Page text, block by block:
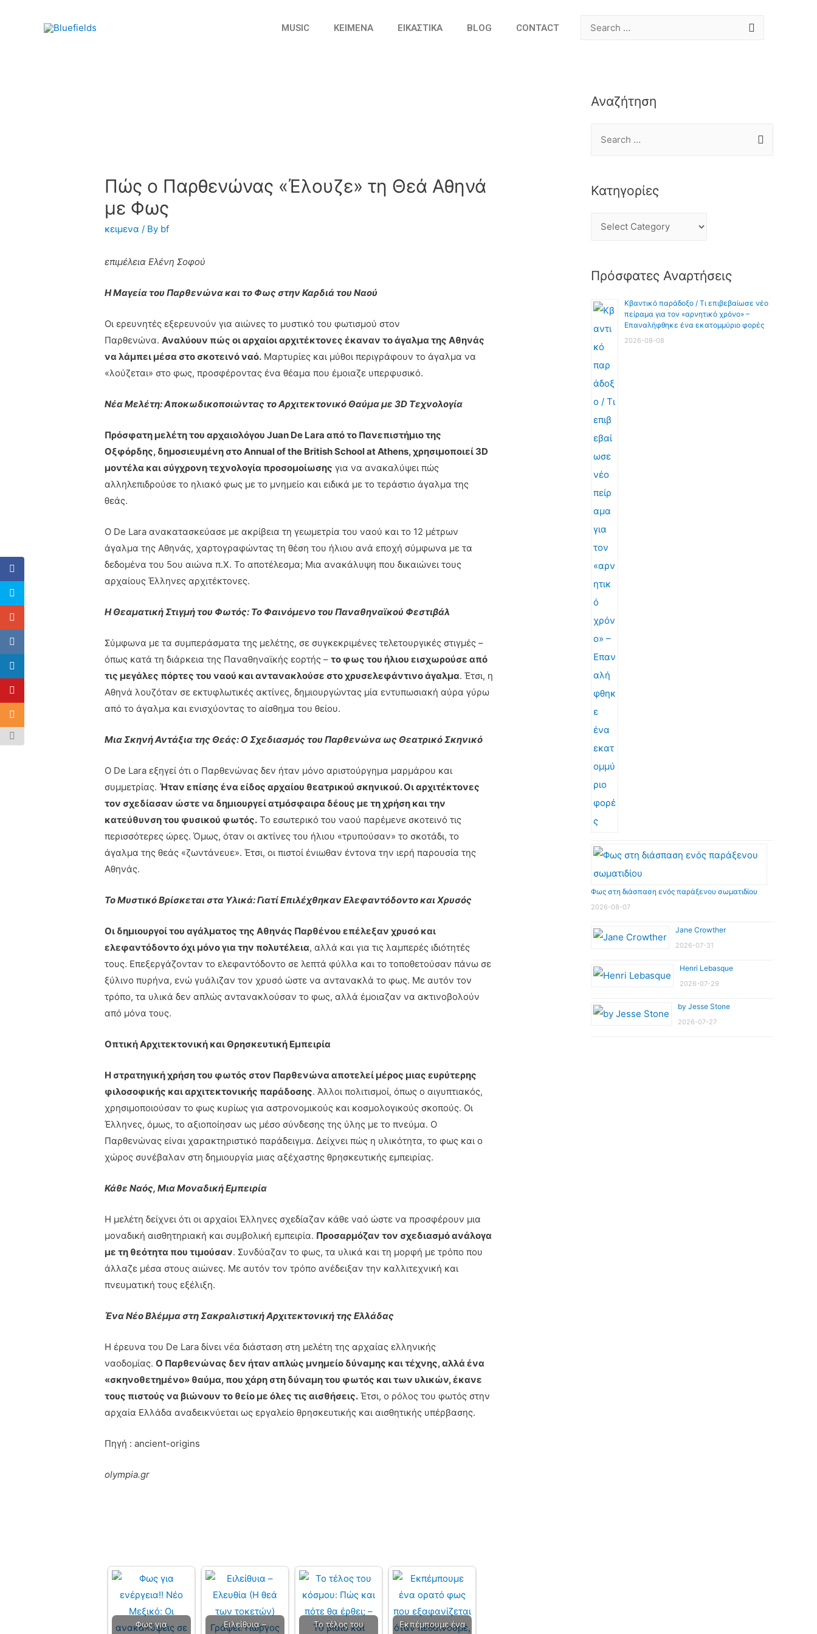
MUSIC ΚΕΙΜΕΝΑ ΕΙΚΑΣΤΙΚΑ BLOG CONTACT
Πώς ο Παρθενώνας «Έλουζε» τη Θεά Αθηνά
με Φως
κειμενα / By bf
επιμέλεια Ελένη Σοφού
Η Μαγεία του Παρθενώνα και το Φως στην Καρδιά του Ναού
Οι ερευνητές εξερευνούν για αιώνες το μυστικό του φωτισμού στον
Παρθενώνα.Αναλύουν πώς οι αρχαίοι αρχιτέκτονες έκαναν το άγαλμα της Αθηνάς
να λάμπει μέσα στο σκοτεινό ναό. Μαρτυρίες και μύθοι περιγράφουν το άγαλμα να
«λούζεται» στο φως, προσφέροντας ένα θέαμα που έμοιαζε υπερφυσικό.
Νέα Μελέτη: Αποκωδικοποιώντας το Αρχιτεκτονικό Θαύμα με 3D Τεχνολογία
Πρόσφατη μελέτη του αρχαιολόγου Juan De Lara από το Πανεπιστήμιο της
Οξφόρδης, δημοσιευμένη στο Annual of the British School at Athens, χρησιμοποιεί 3D
μοντέλα και σύγχρονη τεχνολογία προσομοίωσης για να ανακαλύψει πώς
αλληλεπιδρούσε το ηλιακό φως με το μνημείο και ειδικά με το τεράστιο άγαλμα της
θεάς.
Ο De Lara ανακατασκεύασε με ακρίβεια τη γεωμετρία του ναού και το 12 μέτρων
άγαλμα της Αθηνάς, χαρτογραφώντας τη θέση του ήλιου ανά εποχή σύμφωνα με τα
δεδομένα του 5ου αιώνα π.Χ. Το αποτέλεσμα; Μια ανακάλυψη που δικαιώνει τους
αρχαίους Έλληνες αρχιτέκτονες.
Η Θεαματική Στιγμή του Φωτός: Το Φαινόμενο του Παναθηναϊκού Φεστιβάλ
Σύμφωνα με τα συμπεράσματα της μελέτης, σε συγκεκριμένες τελετουργικές στιγμές –
όπως κατά τη διάρκεια της Παναθηναϊκής εορτής –το φως του ήλιου εισχωρούσε από
τις μεγάλες πόρτες του ναού και αντανακλούσε στο χρυσελεφάντινο άγαλμα. Έτσι, η
Αθηνά λουζόταν σε εκτυφλωτικές ακτίνες, δημιουργώντας μία εντυπωσιακή αύρα γύρω
από το άγαλμα και ενισχύοντας το αίσθημα του θείου.
Μια Σκηνή Αντάξια της Θεάς: Ο Σχεδιασμός του Παρθενώνα ως Θεατρικό Σκηνικό
Ο De Lara εξηγεί ότι ο Παρθενώνας δεν ήταν μόνο αριστούργημα μαρμάρου και
συμμετρίας. Ήταν επίσης ένα είδος αρχαίου θεατρικού σκηνικού. Οι αρχιτέκτονες
τον σχεδίασαν ώστε να δημιουργεί ατμόσφαιρα δέους με τη χρήση και την
κατεύθυνση του φυσικού φωτός. Το εσωτερικό του ναού παρέμενε σκοτεινό τις
περισσότερες ώρες. Όμως, όταν οι ακτίνες του ήλιου «τρυπούσαν» το σκοτάδι, το
άγαλμα της θεάς «ζωντάνευε». Έτσι, οι πιστοί ένιωθαν έντονα την ιερή παρουσία της
Αθηνάς.
Το Μυστικό Βρίσκεται στα Υλικά: Γιατί Επιλέχθηκαν Ελεφαντόδοντο και Χρυσός
Οι δημιουργοί του αγάλματος της Αθηνάς Παρθένου επέλεξαν χρυσό και
ελεφαντόδοντο όχι μόνο για την πολυτέλεια, αλλά και για τις λαμπερές ιδιότητές
τους. Επεξεργάζονταν το ελεφαντόδοντο σε λεπτά φύλλα και το τοποθετούσαν πάνω σε
ξύλινο πυρήνα, ενώ γυάλιζαν τον χρυσό ώστε να αντανακλά το φως. Με αυτόν τον
τρόπο, τα υλικά δεν απλώς αντανακλούσαν το φως, αλλά έμοιαζαν να ακτινοβολούν
από μόνα τους.
Οπτική Αρχιτεκτονική και Θρησκευτική Εμπειρία
Η στρατηγική χρήση του φωτός στον Παρθενώνα αποτελεί μέρος μιας ευρύτερης
φιλοσοφικής και αρχιτεκτονικής παράδοσης. Άλλοι πολιτισμοί, όπως ο αιγυπτιακός,
χρησιμοποιούσαν το φως κυρίως για αστρονομικούς και κοσμολογικούς σκοπούς. Οι
Έλληνες, όμως, το αξιοποίησαν ως μέσο σύνδεσης της ύλης με το πνεύμα. Ο
Παρθενώνας είναι χαρακτηριστικό παράδειγμα. Δείχνει πώς η υλικότητα, το φως και ο
χώρος συνέβαλαν στη δημιουργία μιας αξέχαστης θρησκευτικής εμπειρίας.
Κάθε Ναός, Μια Μοναδική Εμπειρία
Η μελέτη δείχνει ότι οι αρχαίοι Έλληνες σχεδίαζαν κάθε ναό ώστε να προσφέρουν μια
μοναδική αισθητηριακή και συμβολική εμπειρία. Προσαρμόζαν τον σχεδιασμό ανάλογα
με τη θεότητα που τιμούσαν. Συνδύαζαν το φως, τα υλικά και τη μορφή με τρόπο που
άλλαζε μέσα στους αιώνες. Με αυτόν τον τρόπο ανέδειξαν την καλλιτεχνική και
πνευματική τους εξέλιξη.
Ένα Νέο Βλέμμα στη Σακραλιστική Αρχιτεκτονική της Ελλάδας
Η έρευνα του De Lara δίνει νέα διάσταση στη μελέτη της αρχαίας ελληνικής
ναοδομίας.Ο Παρθενώνας δεν ήταν απλώς μνημείο δύναμης και τέχνης, αλλά ένα
«σκηνοθετημένο» θαύμα, που χάρη στη δύναμη του φωτός και των υλικών, έκανε
τους πιστούς να βιώνουν το θείο με όλες τις αισθήσεις. Έτσι, ο ρόλος του φωτός στην
αρχαία Ελλάδα αναδεικνύεται ως εργαλείο θρησκευτικής και αισθητικής υπέρβασης.
Πηγή : ancient-origins
olympia.gr
Φως για Ειλείθυια – Το τέλος του Εκπέμπουμε ένα
Αναζήτηση
Κατηγορίες
Πρόσφατες Αναρτήσεις
Κβαντικό παράδοξο / Τι επιβεβαίωσε νέο
πείραμα για τον «αρνητικό χρόνο» –
Επαναλήφθηκε ένα εκατομμύριο φορές
2026-08-08
Φως στη διάσπαση ενός παράξενου σωματιδίου
2026-08-07
Jane Crowther
2026-07-31
Henri Lebasque
2026-07-29
by Jesse Stone
2026-07-27